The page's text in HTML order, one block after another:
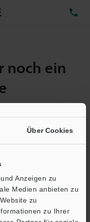
Über Cookies
Anzeigen zu
Medien anbieten zu
zu
zu Ihrer
noch ein